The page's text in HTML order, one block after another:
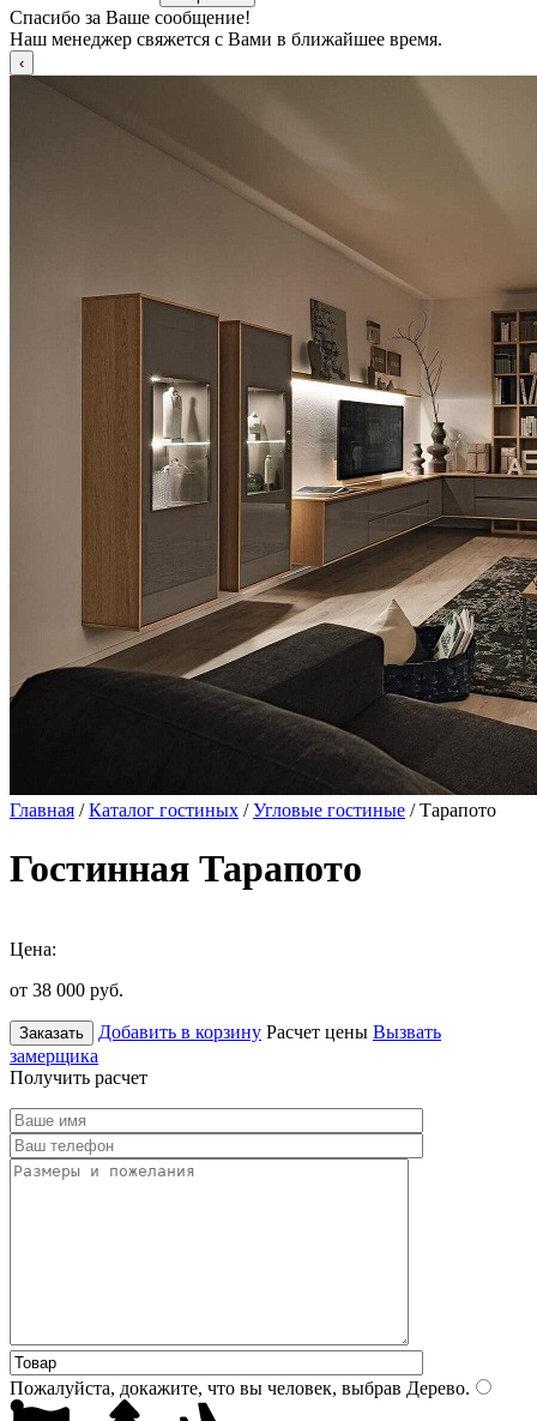
Спасибо за Ваше сообщение!
Наш менеджер свяжется с Вами в ближайшее время.
Главная /Каталог гостиных /Угловые гостиные / Тарапото
Гостинная Тарапото
Цена:
от 38 000 руб.
Заказать Добавить в корзину Расчет цены Вызвать
замерщика
Получить расчет
Пожалуйста, докажите, что вы человек, выбрав Дерево.